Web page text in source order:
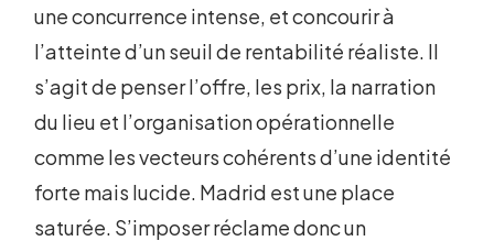
une concurrence intense, et concourir à
l’atteinte d’un seuil de rentabilité réaliste. Il
s’agit de penser l’offre, les prix, la narration
du lieu et l’organisation opérationnelle
comme les vecteurs cohérents d’une identité
forte mais lucide. Madrid est une place
saturée. S’imposer réclame donc un